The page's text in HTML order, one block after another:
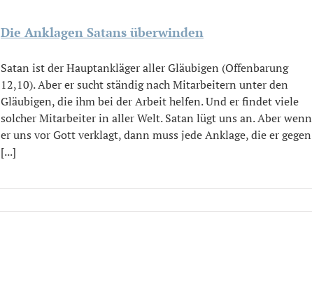
Die Anklagen Satans überwinden
Satan ist der Hauptankläger aller Gläubigen (Offenbarung
12,10). Aber er sucht ständig nach Mitarbeitern unter den
Gläubigen, die ihm bei der Arbeit helfen. Und er findet viele
solcher Mitarbeiter in aller Welt. Satan lügt uns an. Aber wenn
er uns vor Gott verklagt, dann muss jede Anklage, die er gegen
[...]